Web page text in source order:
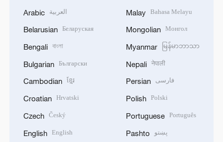
Arabic العربية
Belarusian Беларуская
Bengali বাংলা
Bulgarian Български
Cambodian ខ្មែរ
Croatian Hrvatski
Czech Český
English English
Malay Bahasa Melayu
Mongolian Монгол
Myanmar မြန်မာဘာသာ
Nepali नेपाली
Persian فارسی
Polish Polski
Portuguese Português
Pashto پښتو